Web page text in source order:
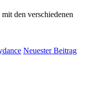
den verschiedenen
Neuester Beitrag